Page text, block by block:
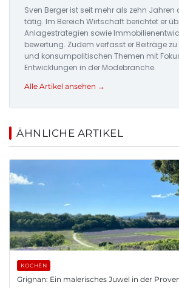
Sven Berger ist seit mehr als zehn
tätig. Im Bereich Wirtschaft berichtet er
Anlagestrategien sowie
bewertung. Zudem verfasst er Beiträge
und konsumpolitischen Themen mit
Entwicklungen in der Modebranche.
Alle Artikel ansehen →
ÄHNLICHE ARTIKEL
KOCHEN
Grignan: Ein malerisches Juwel in der